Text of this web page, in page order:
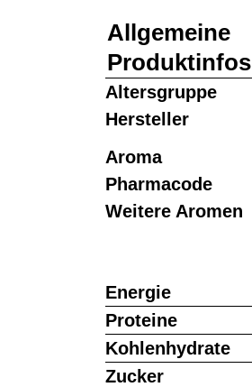
Allgemeine
Produktinfos
Altersgruppe
Hersteller
Aroma
Pharmacode
Weitere Aromen
Energie
Proteine
Kohlenhydrate
Zucker